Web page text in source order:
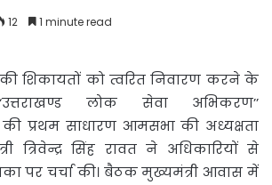
12 1 minute read
शिकायतों को त्वरित निवारण करने के
लोक सेवा अभिकरण’’
प्रथम साधारण आमसभा की अध्यक्षता
त्रिवेन्द्र सिंह रावत ने अधिकारियों से
पर चर्चा की। बैठक मुख्यमंत्री आवास में